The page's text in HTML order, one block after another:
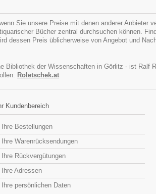
Sie unsere Preise mit denen anderer Anbieter
Bücher zentral durchsuchen können.
dessen Preis üblicherweise von Angebot und
Bibliothek der Wissenschaften in Görlitz - ist Ralf
Roletschek.at
Kundenbereich
Ihre Bestellungen
Ihre Warenrücksendungen
Ihre Rückvergütungen
Ihre Adressen
Ihre persönlichen Daten